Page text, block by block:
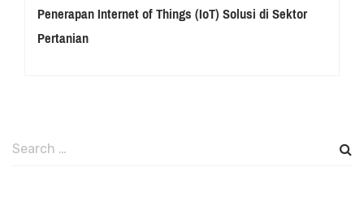
Penerapan Internet of Things (IoT) Solusi di Sektor
Pertanian
Search